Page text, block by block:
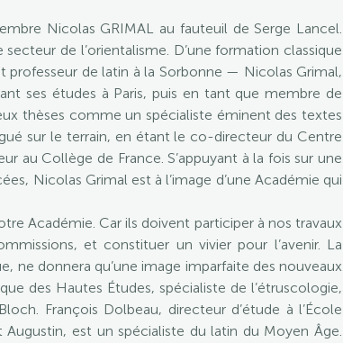
Nicolas GRIMAL au fauteuil de Serge Lancel.
de l’orientalisme. D’une formation classique
de latin à la Sorbonne — Nicolas Grimal,
ses études à Paris, puis en tant que membre de
thèses comme un spécialiste éminent des textes
sur le terrain, en étant le co-directeur du Centre
au Collège de France. S’appuyant à la fois sur une
Nicolas Grimal est à l’image d’une Académie qui
Académie. Car ils doivent participer à nos travaux
et constituer un vivier pour l’avenir. La
ne donnera qu’une image imparfaite des nouveaux
des Hautes Études, spécialiste de l’étruscologie,
François Dolbeau, directeur d’étude à l’École
est un spécialiste du latin du Moyen Âge.